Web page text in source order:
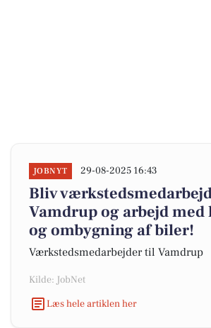
JOBNYT 29-08-2025 16:43
Bliv
Vamdrup og arbejd
og ombygning af biler!
Værkstedsmedarbejder til Vamdrup
Kilde: JobNet
Læs hele artiklen her